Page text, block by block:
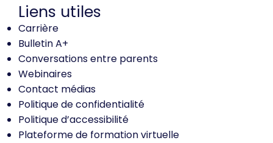
Liens utiles
Carrière
Bulletin A+
Conversations entre parents
Webinaires
Contact médias
Politique de confidentialité
Politique d’accessibilité
Plateforme de formation virtuelle